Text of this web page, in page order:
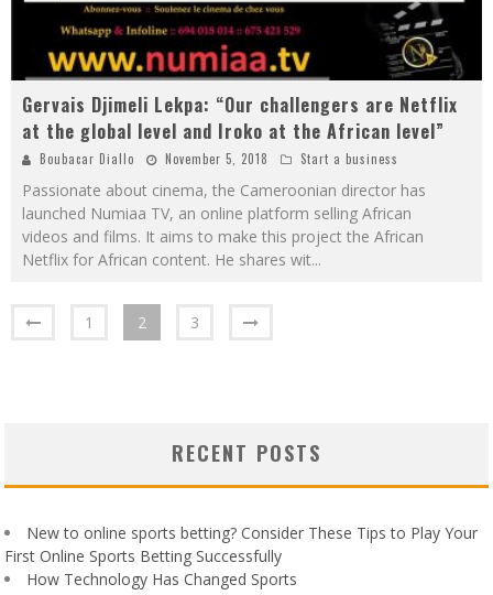
Gervais Djimeli Lekpa: “Our challengers are Netflix
at the global level and Iroko at the African level”
Boubacar Diallo November 5, 2018 Start a business
Passionate about cinema, the Cameroonian director has
launched Numiaa TV, an online platform selling African
videos and films. It aims to make this project the African
Netflix for African content. He shares wit...
1 2 3
RECENT POSTS
New to online sports betting? Consider These Tips to Play Your
First Online Sports Betting Successfully
How Technology Has Changed Sports